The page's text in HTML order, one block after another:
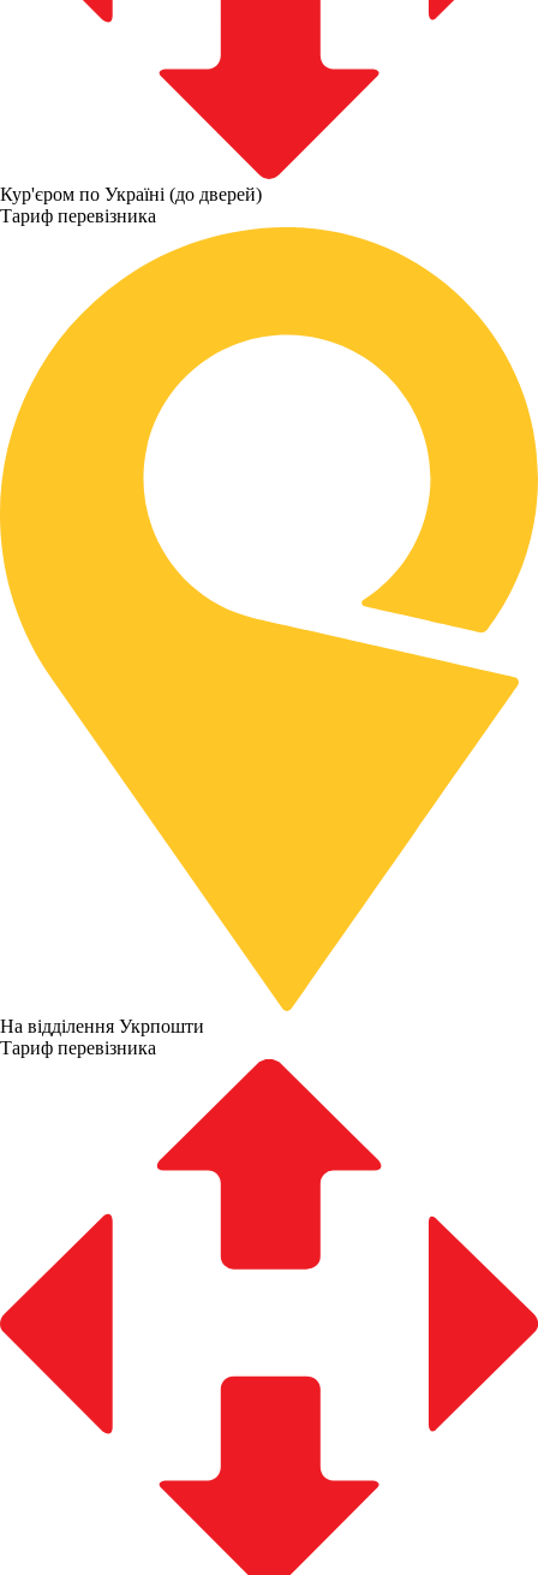
Кур'єром по Україні (до дверей)
Тариф перевізника
На відділення Укрпошти
Тариф перевізника